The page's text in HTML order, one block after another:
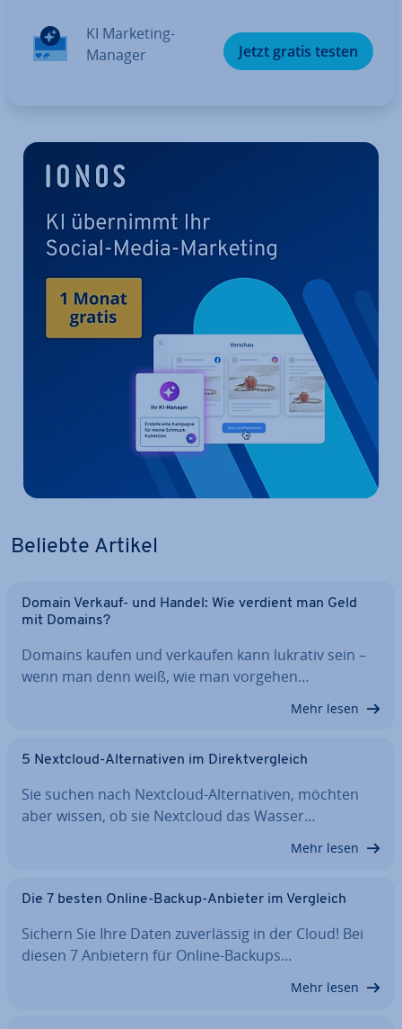
KI Marketing-
Manager
Jetzt gratis testen
Beliebte Artikel
Domain Verkauf- und Handel: Wie verdient man Geld
mit Domains?
Domains kaufen und verkaufen kann lukrativ sein –
wenn man denn weiß, wie man vorgehen…
Mehr lesen
5 Nextcloud-Al­ter­na­ti­ven im Di­rekt­ver­gleich
Sie suchen nach Nextcloud-Al­ter­na­ti­ven, möchten
aber wissen, ob sie Nextcloud das Wasser…
Mehr lesen
Die 7 besten Online-Backup-Anbieter im Vergleich
Sichern Sie Ihre Daten zu­ver­läs­sig in der Cloud! Bei
diesen 7 Anbietern für Online-Backups…
Mehr lesen